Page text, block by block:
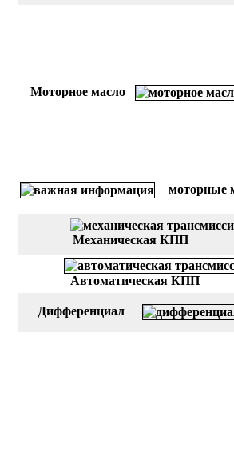
Моторное масло
моторные
Механическая КПП
Автоматическая КПП
Дифференциал